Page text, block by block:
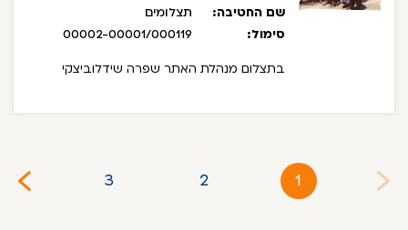
שם החטיבה:
תצלומים
סימול:
00002-00001/000119
בתצלום מנהלת האתר שפרה שידלוביצקי
1
2
3